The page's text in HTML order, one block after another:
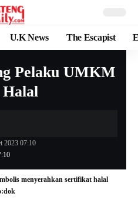
U.K News The Escapist
Pelaku UMKM
2023 07:10
menyerahkan sertifikat halal